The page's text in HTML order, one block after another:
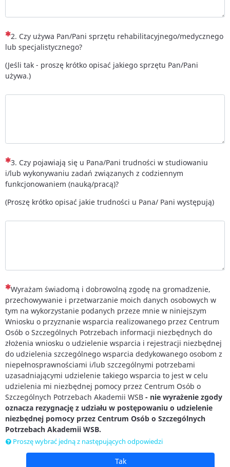
(To pytanie jest wymagane)
2. Czy używa Pan/Pani sprzętu rehabilitacyjnego/medycznego
lub specjalistycznego?
(Jeśli tak - proszę krótko opisać jakiego sprzętu Pan/Pani
używa.)
(To pytanie jest wymagane)
3. Czy pojawiają się u Pana/Pani trudności w studiowaniu
i/lub wykonywaniu zadań związanych z codziennym
funkcjonowaniem (nauką/pracą)?
(Proszę krótko opisać jakie trudności u Pana/ Pani występują)
(To pytanie jest wymagane)
Wyrażam świadomą i dobrowolną zgodę na gromadzenie,
przechowywanie i przetwarzanie moich danych osobowych w
tym na wykorzystanie podanych przeze mnie w niniejszym
Wniosku o przyznanie wsparcia realizowanego przez Centrum
Osób o Szczególnych Potrzebach informacji niezbędnych do
złożenia wniosku o udzielenie wsparcia i rejestracji niezbędnej
do udzielenia szczególnego wsparcia dedykowanego osobom z
niepełnosprawnościami i/lub szczególnymi potrzebami
uzasadniającymi udzielenie takiego wsparcia to jest w celu
udzielenia mi niezbędnej pomocy przez Centrum Osób o
Szczególnych Potrzebach Akademii WSB - nie wyrażenie zgody
oznacza rezygnację z udziału w postępowaniu o udzielenie
niezbędnej pomocy przez Centrum Osób o Szczególnych
Potrzebach Akademii WSB.
Proszę wybrać jedną z następujących odpowiedzi
Tak